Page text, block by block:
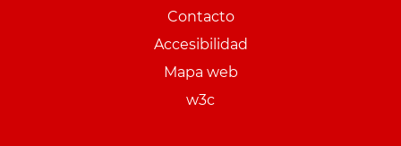
Contacto
Accesibilidad
Mapa web
w3c